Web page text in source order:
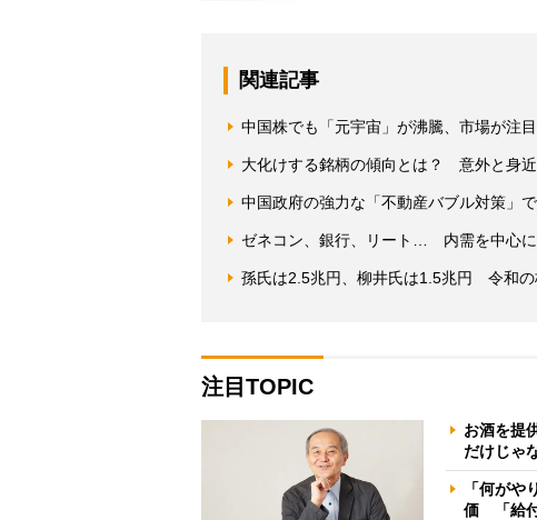
関連記事
中国株でも「元宇宙」が沸騰、市場が注
大化けする銘柄の傾向とは？ 意外と身近
中国政府の強力な「不動産バブル対策」
ゼネコン、銀行、リート… 内需を中心
孫氏は2.5兆円、柳井氏は1.5兆円 令和
注目TOPIC
お酒を提
だけじゃ
「何が
価 「給付